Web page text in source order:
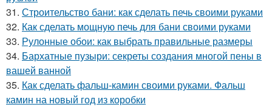
31. Строительство бани: как сделать печь своими руками
32. Как сделать мощную печь для бани своими руками
33. Рулонные обои: как выбрать правильные размеры
34. Бархатные пузыри: секреты создания многой пены в
вашей ванной
35. Как сделать фальш-камин своими руками. Фальш
камин на новый год из коробки